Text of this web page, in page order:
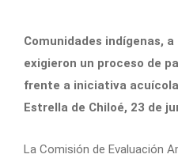
Comunidades indígenas,
exigieron un proceso de
frente a iniciativa
Estrella de Chiloé, 23 de
La Comisión de Evaluación